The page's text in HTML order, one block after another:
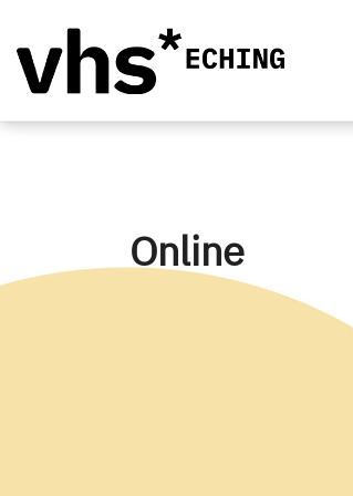
Online